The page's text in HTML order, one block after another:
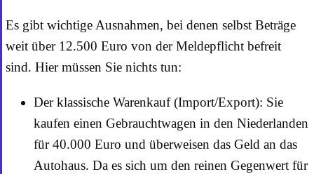
Es gibt wichtige Ausnahmen, bei denen selbst Beträge
weit über 12.500 Euro von der Meldepflicht befreit
sind. Hier müssen Sie nichts tun:
Der klassische Warenkauf (Import/Export): Sie
kaufen einen Gebrauchtwagen in den Niederlanden
für 40.000 Euro und überweisen das Geld an das
Autohaus. Da es sich um den reinen Gegenwert für